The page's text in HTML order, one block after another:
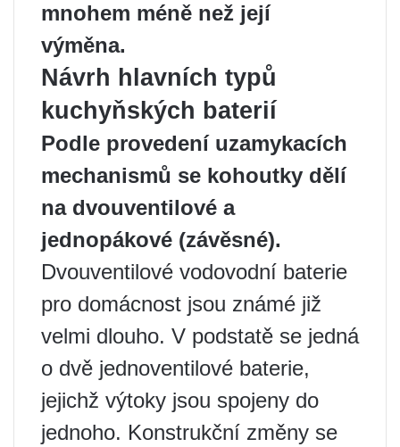
mnohem méně než její
výměna.
Návrh hlavních typů
kuchyňských baterií
Podle provedení uzamykacích
mechanismů se kohoutky dělí
na dvouventilové a
jednopákové (závěsné).
Dvouventilové vodovodní baterie
pro domácnost jsou známé již
velmi dlouho. V podstatě se jedná
o dvě jednoventilové baterie,
jejichž výtoky jsou spojeny do
jednoho. Konstrukční změny se